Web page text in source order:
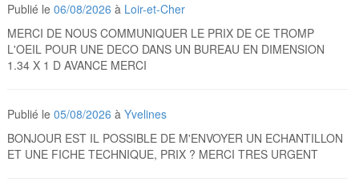
Publié le06/08/2026 à Loir-et-Cher
MERCI DE NOUS COMMUNIQUER LE PRIX DE CE TROMP
L'OEIL POUR UNE DECO DANS UN BUREAU EN DIMENSION
1.34 X 1 D AVANCE MERCI
Publié le05/08/2026 àYvelines
BONJOUR EST IL POSSIBLE DE M'ENVOYER UN ECHANTILLON
ET UNE FICHE TECHNIQUE, PRIX ? MERCI TRES URGENT